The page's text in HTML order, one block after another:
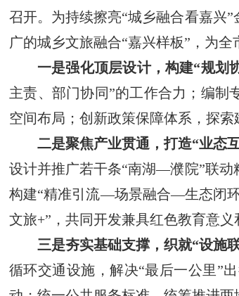
召开。为持续擦亮“城乡融合看嘉兴
广的城乡文旅融合“嘉兴样板”，为
一是强化顶层设计，构建“规划
主责、部门协同”的工作合力；编制
空间布局；创新政策保障体系，探索
二是聚焦产业贯通，打造“业态
设计并推广若干条“南湖—濮院”联动
构建“精准引流—场景融合—生态闭
文旅+”，共同开发兼具红色教育意义
三是夯实基础支撑，织就“设施
循环交通设施，解决“最后一公里”